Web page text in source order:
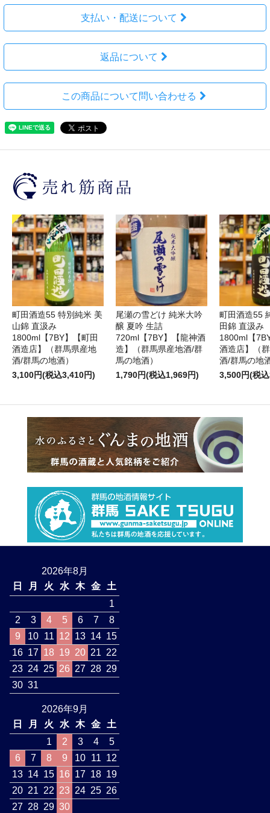
支払い・配送について
返品について
この商品について問い合わせる
町田酒造55 特別純米 美
山錦 直汲み
1800ml【7BY】【町田
酒造店】（群馬県産地
酒/群馬の地酒）
3,100円(税込3,410円)
尾瀬の雪どけ 純米大吟
醸 夏吟 生詰
720ml【7BY】【龍神酒
造】（群馬県産地酒/群
馬の地酒）
1,790円(税込1,969円)
町田酒造55
田錦 直汲み
1800ml【
酒造店】（
酒/群馬の地
3,500円(税
2026年8月
日
月 火 水 木 金
土
1
2
3 4 5 6 7
8
9
10 11 12 13 14 15
16 17 18 19 20 21 22
23 24 25 26 27 28 29
30 31
2026年9月
日
月 火 水 木 金
土
1
2 3 4
5
6
7 8 9 10 11 12
13 14 15 16 17 18 19
20 21 22 23 24 25 26
27 28 29 30